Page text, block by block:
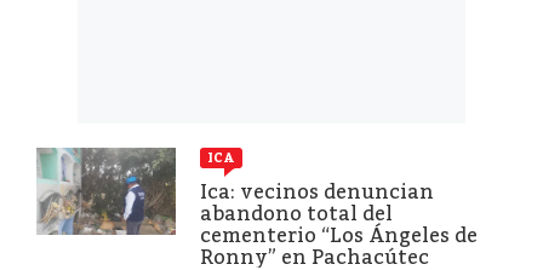
ICA
Ica: vecinos denuncian
abandono total del
cementerio “Los Ángeles de
Ronny” en Pachacútec